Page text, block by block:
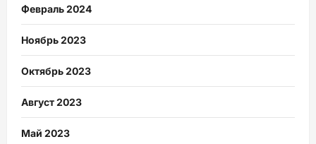
Февраль 2024
Ноябрь 2023
Октябрь 2023
Август 2023
Май 2023